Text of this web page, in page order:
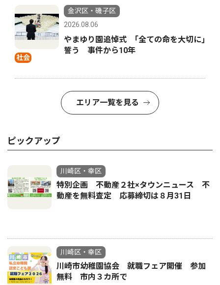
社会
金沢区・磯子区
2026.08.06
やまゆり園追悼式 ｢全ての命を大切に｣
誓う 事件から10年
エリア一覧を見る
ピックアップ
川崎区・幸区
特別企画 不動産２社×タウンニュース 不
動産を無料査定 応募締切は８月31日
川崎区・幸区
川崎市幼稚園協会 就職フェア開催 参加
無料 市内３カ所で